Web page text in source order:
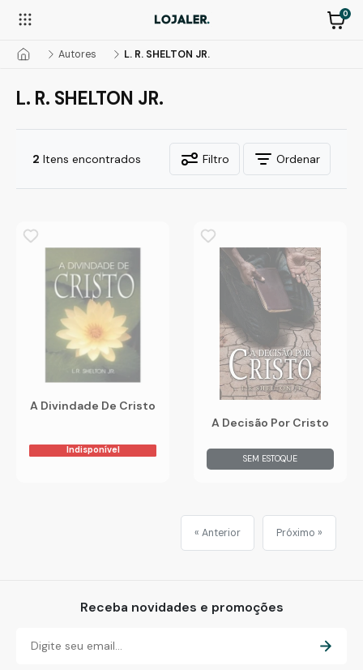
0
Autores L. R. SHELTON JR.
L. R. SHELTON JR.
2 Itens encontrados Filtro Ordenar
A Divindade De Cristo
Indisponível
A Decisão Por Cristo
SEM ESTOQUE
« Anterior Próximo »
Receba novidades e promoções